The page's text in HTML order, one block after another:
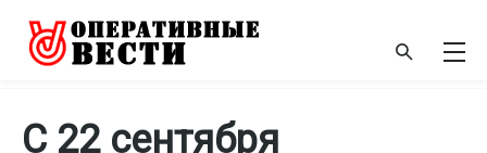
С 22 сентября